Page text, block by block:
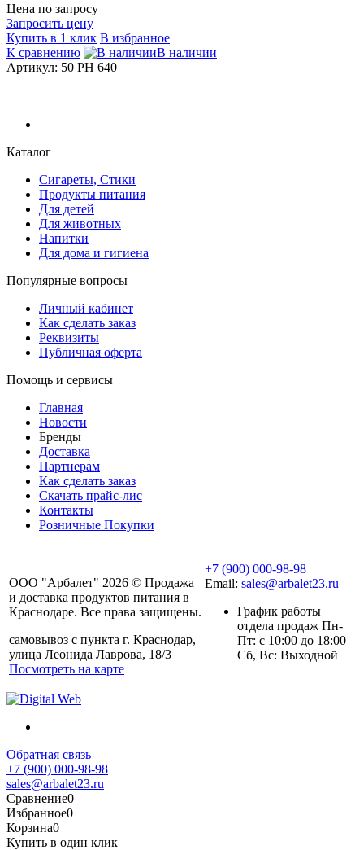
Цена по запросу
Запросить цену
Купить в 1 клик В избранное
К сравнению
В наличии
Артикул: 50 PH 640
Каталог
Сигареты, Стики
Продукты питания
Для детей
Для животных
Напитки
Для дома и гигиена
Популярные вопросы
Личный кабинет
Как сделать заказ
Реквизиты
Публичная оферта
Помощь и сервисы
Главная
Новости
Бренды
Доставка
Партнерам
Как сделать заказ
Скачать прайс-лис
Контакты
Розничные Покупки
ООО "Арбалет" 2026 © Продажа
и доставка продуктов питания в
Краснодаре. Все права защищены.
самовывоз с пункта г. Краснодар,
улица Леонида Лаврова, 18/3
Посмотреть на карте
+7 (900) 000-98-98
Email: sales@arbalet23.ru
График работы
отдела продаж Пн-
Пт: с 10:00 до 18:00
Сб, Вс: Выходной
Обратная связь
+7 (900) 000-98-98
sales@arbalet23.ru
Сравнение0
Избранное0
Корзина0
Купить в один клик